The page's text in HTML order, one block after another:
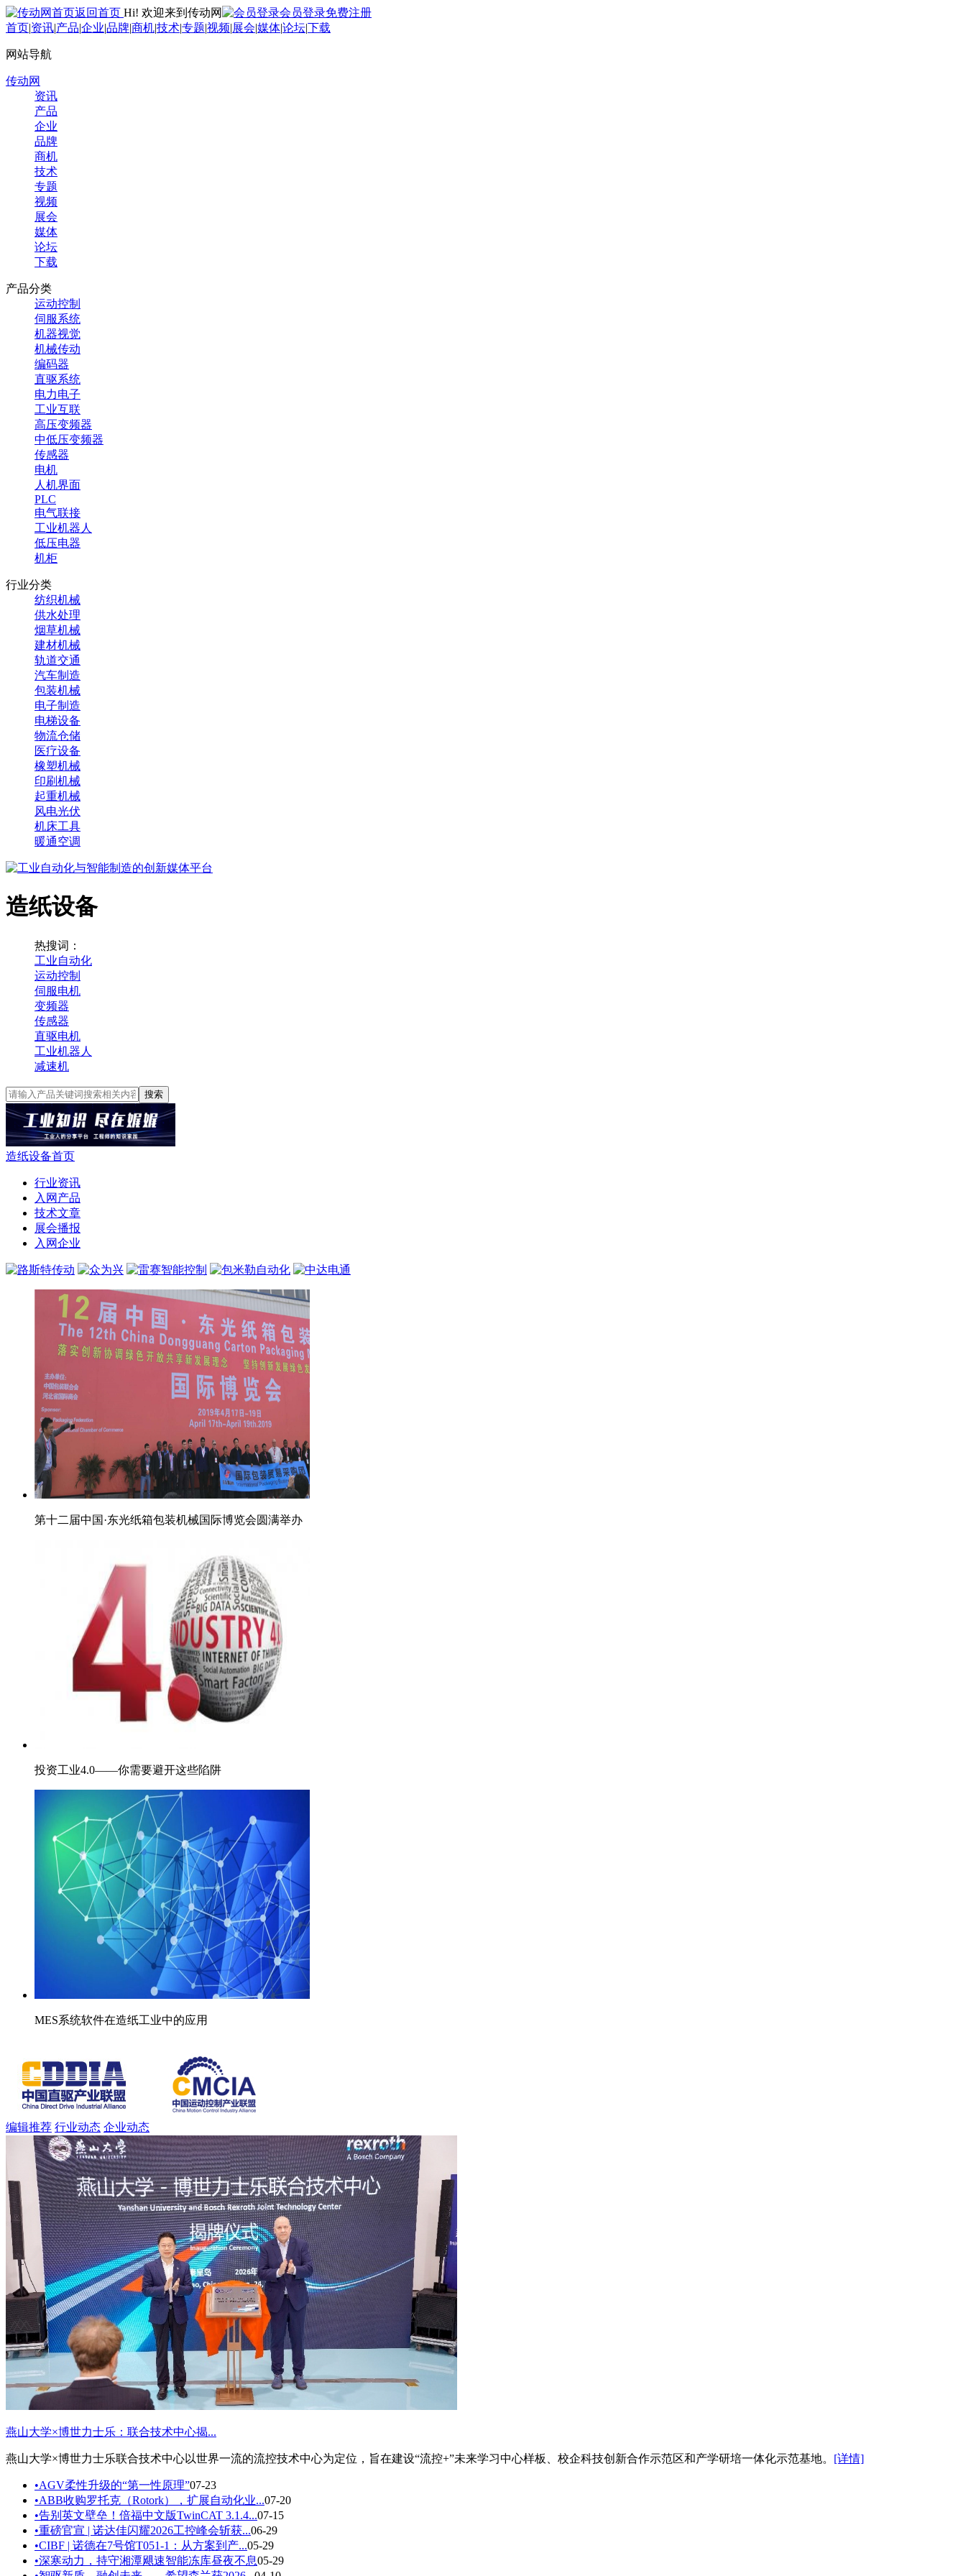
返回首页 Hi! 欢迎来到传动网 会员登录免费注册
首页|资讯|产品|企业|品牌|商机|技术|专题|视频|展会|媒体|论坛|下载
网站导航
传动网
资讯
产品
企业
品牌
商机
技术
专题
视频
展会
媒体
论坛
下载
产品分类
运动控制
伺服系统
机器视觉
机械传动
编码器
直驱系统
电力电子
工业互联
高压变频器
中低压变频器
传感器
电机
人机界面
PLC
电气联接
工业机器人
低压电器
机柜
行业分类
纺织机械
供水处理
烟草机械
建材机械
轨道交通
汽车制造
包装机械
电子制造
电梯设备
物流仓储
医疗设备
橡塑机械
印刷机械
起重机械
风电光伏
机床工具
暖通空调
造纸设备
热搜词：
工业自动化
运动控制
伺服电机
变频器
传感器
直驱电机
工业机器人
减速机
搜索
造纸设备首页
行业资讯
入网产品
技术文章
展会播报
入网企业
第十二届中国·东光纸箱包装机械国际博览会圆满举办
投资工业4.0——你需要避开这些陷阱
MES系统软件在造纸工业中的应用
编辑推荐 行业动态 企业动态
燕山大学×博世力士乐：联合技术中心揭...
燕山大学×博世力士乐联合技术中心以世界一流的流控技术中心为定位，旨在建设“流控+”未来学习中心样板、校企科技创新合作示范区和产学研培一体化示范基地。 [详情]
•AGV柔性升级的“第一性原理”07-23
•ABB收购罗托克（Rotork），扩展自动化业...07-20
•告别英文壁垒！倍福中文版TwinCAT 3.1.4...07-15
•重磅官宣 | 诺达佳闪耀2026工控峰会斩获...06-29
•CIBF | 诺德在7号馆T051-1：从方案到产...05-29
•深寒动力，持守湘潭飓速智能冻库昼夜不息05-29